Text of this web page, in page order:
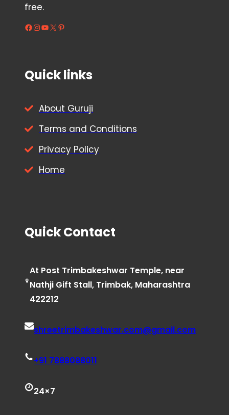
free.
Facebook InstagramYouTube X Pinterest
Quick links
About Guruji
Terms and Conditions
Privacy Policy
Home
Quick Contact
At Post Trimbakeshwar Temple, near
Nathji Gift Stall, Trimbak, Maharashtra
422212
shreetrimbakeshwar.com@gmail.com
+91 7888088011
24×7